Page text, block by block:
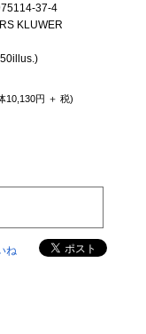
37-4
KLUWER
10,130円 ＋ 税)
ね